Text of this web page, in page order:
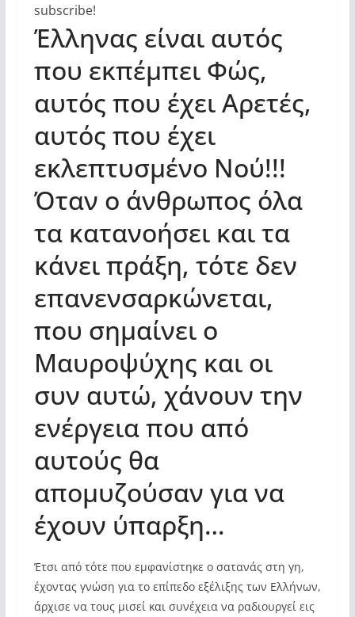
subscribe!
Έλληνας είναι αυτός
που εκπέμπει Φώς,
αυτός που έχει Αρετές,
αυτός που έχει
εκλεπτυσμένο Νού!!!
Όταν ο άνθρωπος όλα
τα κατανοήσει και τα
κάνει πράξη, τότε δεν
επανενσαρκώνεται,
που σημαίνει ο
Μαυροψύχης και οι
συν αυτώ, χάνουν την
ενέργεια που από
αυτούς θα
απομυζούσαν για να
έχουν ύπαρξη…
Έτσι από τότε που εμφανίστηκε ο σατανάς στη γη,
έχοντας γνώση για το επίπεδο εξέλιξης των Ελλήνων,
άρχισε να τους μισεί και συνέχεια να ραδιουργεί εις